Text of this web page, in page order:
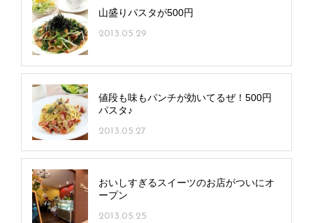
山盛りパスタが500円
2013.05.29
値段も味もパンチが効いてるぜ！500円
パスタ♪
2013.05.27
おいしすぎるスイーツのお店がついにオ
ープン
2013.05.25